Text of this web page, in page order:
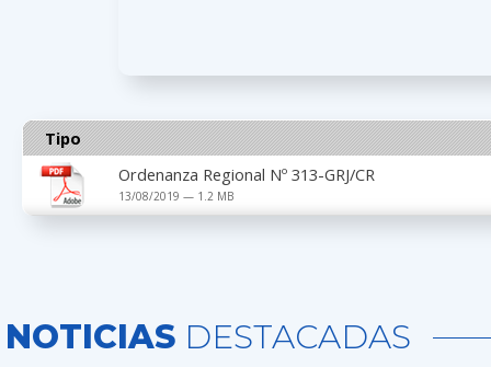
Tipo
Ordenanza Regional Nº 313-GRJ/CR
13/08/2019 — 1.2 MB
NOTICIAS DESTACADAS